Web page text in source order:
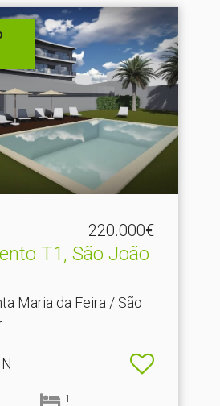
220.000€
T1, São João
Maria da Feira / São
1